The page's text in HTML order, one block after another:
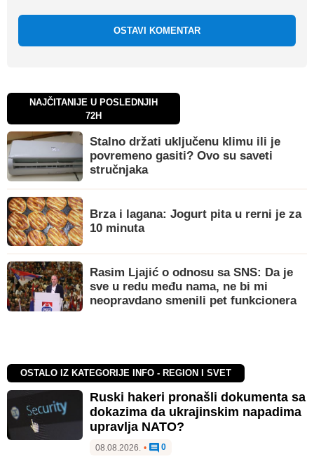
OSTAVI KOMENTAR
NAJČITANIJE U POSLEDNJIH
72H
Stalno držati uključenu klimu ili je
povremeno gasiti? Ovo su saveti
stručnjaka
Brza i lagana: Jogurt pita u rerni je za
10 minuta
Rasim Ljajić o odnosu sa SNS: Da je
sve u redu među nama, ne bi mi
neopravdano smenili pet funkcionera
OSTALO IZ KATEGORIJE INFO - REGION I SVET
Ruski hakeri pronašli dokumenta sa
dokazima da ukrajinskim napadima
upravlja NATO?
08.08.2026. • 0